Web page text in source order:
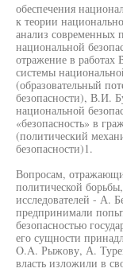
обеспечения
к теории
анализ современных
национальной
отражение в
системы
(образовательный
безопасности), В.И.
национальной
«безопасность» в
(политический
безопасности)1.
Вопросам,
политической
исследователей - А.
предпринимали
безопасностью
его сущности
O.A. Рыжову, А.
власть изложили в